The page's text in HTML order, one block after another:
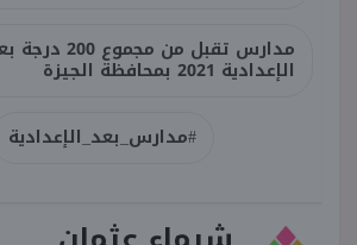
مدارس تقبل من مجموع 200
الإعدادية 2021 بمحافظة الجيزة
#مدارس_بعد_الإعدادية